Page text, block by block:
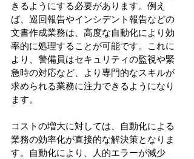
きるようにする必要があります。例え
ば、巡回報告やインシデント報告などの
文書作成業務は、高度な自動化により効
率的に処理することが可能です。これに
より、警備員はセキュリティの監視や緊
急時の対応など、より専門的なスキルが
求められる業務に注力できるようになり
ます。
コストの増大に対しては、自動化による
業務の効率化が直接的な解決策となりま
す。自動化により、人的エラーが減少